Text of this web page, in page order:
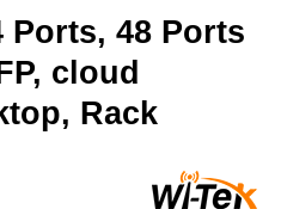
Ports, 48 Ports
cloud
Rack